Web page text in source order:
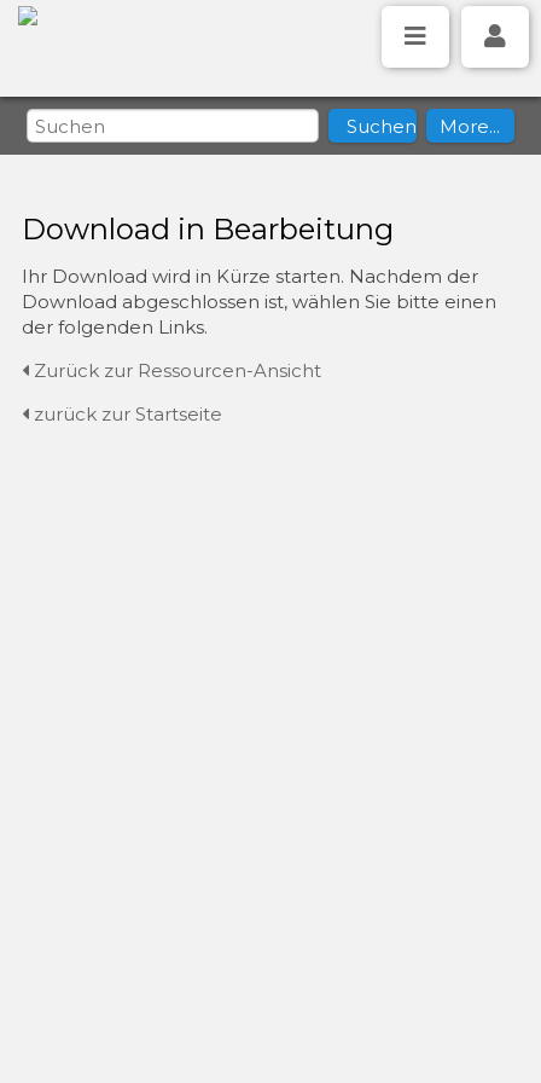
Download in Bearbeitung
Ihr Download wird in Kürze starten. Nachdem der
Download abgeschlossen ist, wählen Sie bitte einen
der folgenden Links.
Zurück zur Ressourcen-Ansicht
zurück zur Startseite